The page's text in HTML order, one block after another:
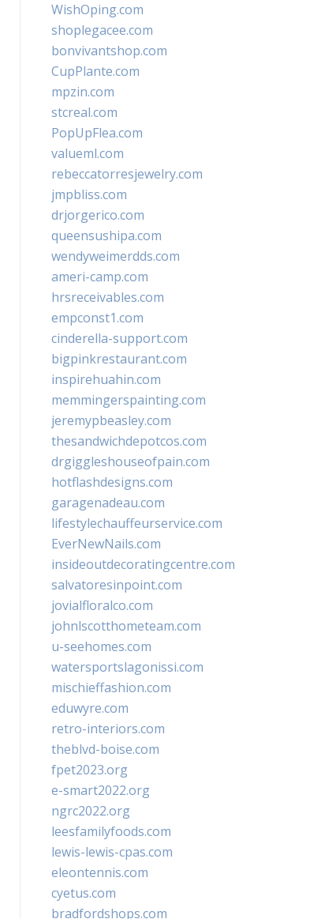
WishOping.com
shoplegacee.com
bonvivantshop.com
CupPlante.com
mpzin.com
stcreal.com
PopUpFlea.com
valueml.com
rebeccatorresjewelry.com
jmpbliss.com
drjorgerico.com
queensushipa.com
wendyweimerdds.com
ameri-camp.com
hrsreceivables.com
empconst1.com
cinderella-support.com
bigpinkrestaurant.com
inspirehuahin.com
memmingerspainting.com
jeremypbeasley.com
thesandwichdepotcos.com
drgiggleshouseofpain.com
hotflashdesigns.com
garagenadeau.com
lifestylechauffeurservice.com
EverNewNails.com
insideoutdecoratingcentre.com
salvatoresinpoint.com
jovialfloralco.com
johnlscotthometeam.com
u-seehomes.com
watersportslagonissi.com
mischieffashion.com
eduwyre.com
retro-interiors.com
theblvd-boise.com
fpet2023.org
e-smart2022.org
ngrc2022.org
leesfamilyfoods.com
lewis-lewis-cpas.com
eleontennis.com
cyetus.com
bradfordshops.com